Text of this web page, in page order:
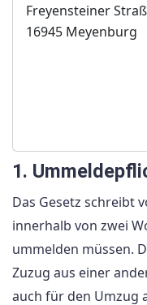
Freyensteiner
16945 Meyenburg
1.
Das Gesetz schreibt
innerhalb von zwei
ummelden müssen.
Zuzug aus einer
auch für den Umzug